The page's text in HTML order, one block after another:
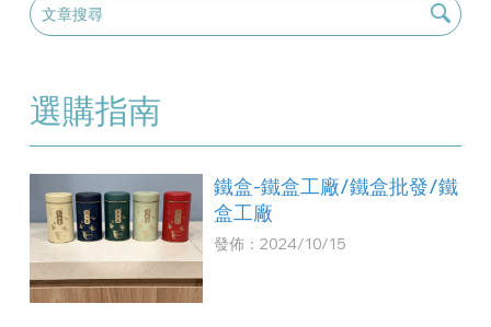
選購指南
鐵盒-鐵盒工廠/鐵盒批發/鐵
盒工廠
發佈：2024/10/15